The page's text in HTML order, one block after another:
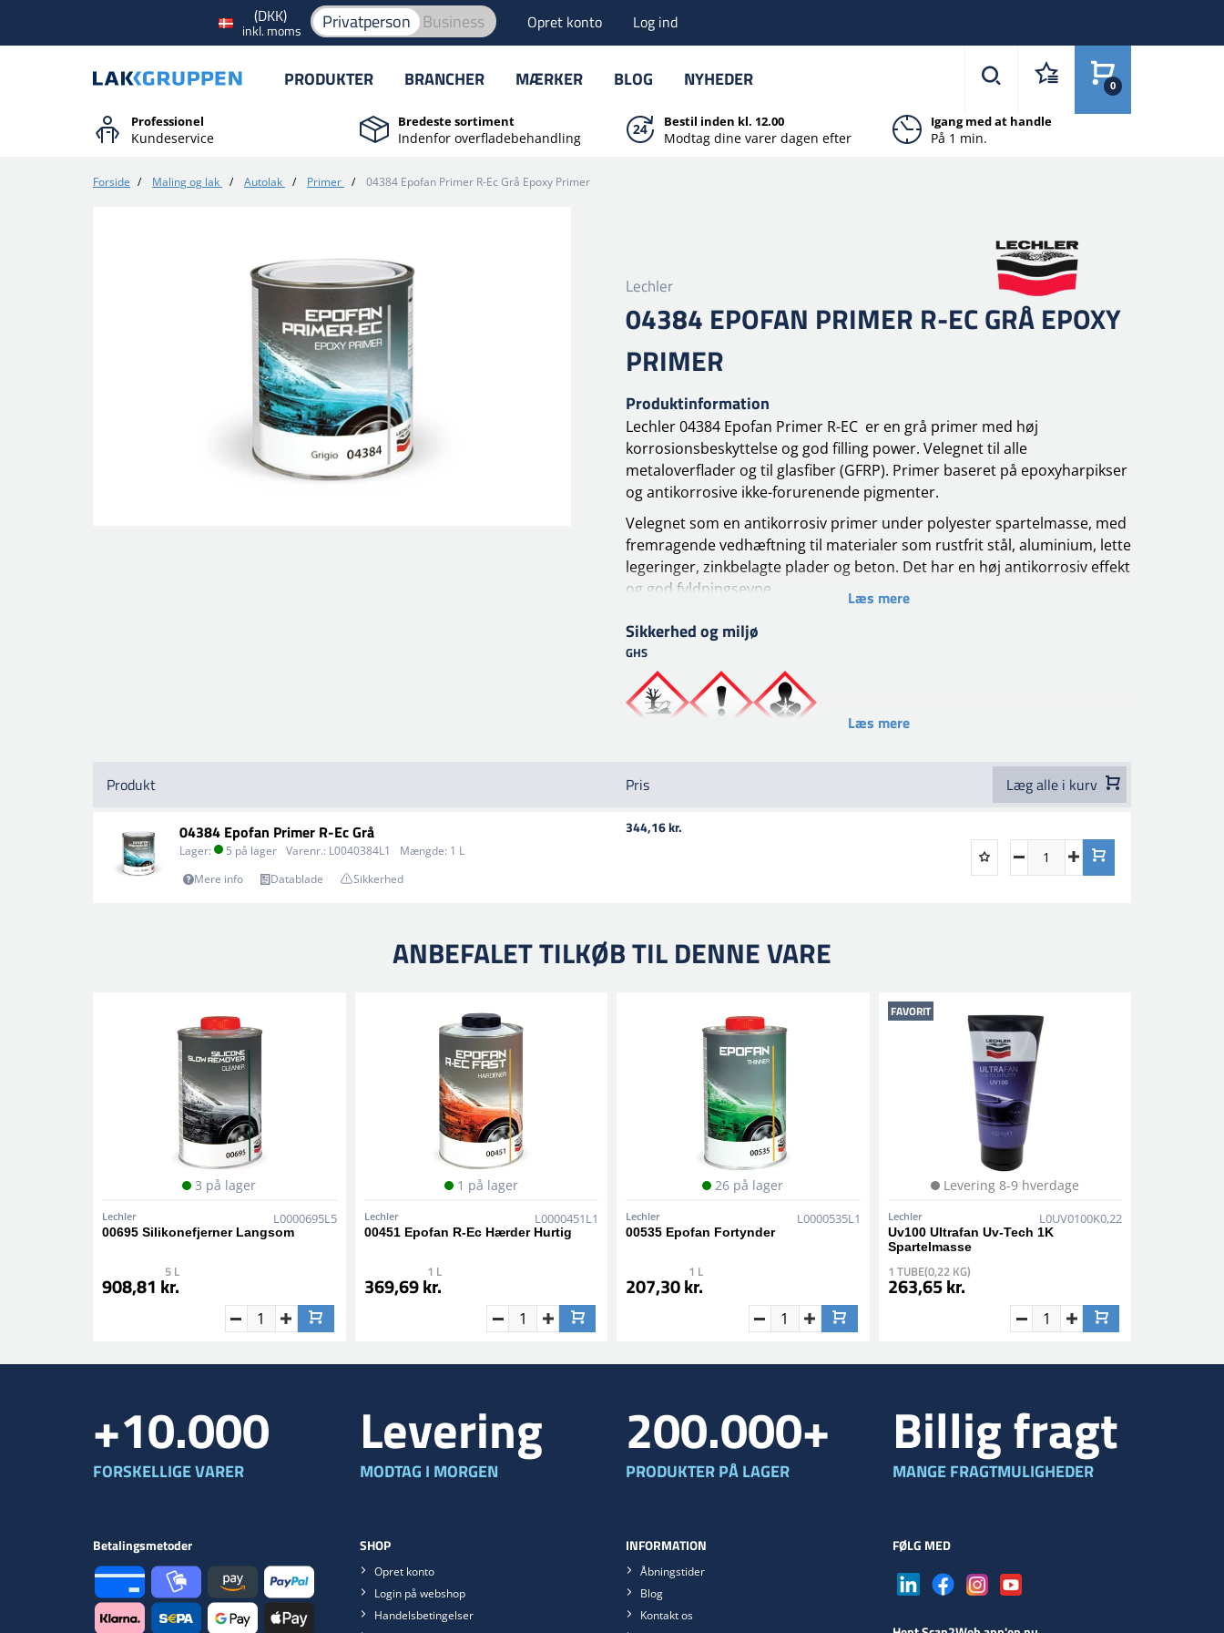
(DKK)
inkl. moms Privatperson Business Opret konto Log ind
PRODUKTER BRANCHER MÆRKER BLOG NYHEDER 0
Professionel
Kundeservice
Bredeste sortiment
Indenfor overfladebehandling
Bestil inden kl. 12.00
Modtag dine varer dagen efter
Igang med at handle
På 1 min.
Forside / Maling og lak / Autolak / Primer / 04384 Epofan Primer R-Ec Grå Epoxy Primer
Lechler
04384 EPOFAN PRIMER R-EC GRÅ EPOXY
PRIMER
Produktinformation
Lechler 04384 Epofan Primer R-EC er en grå primer med høj
korrosionsbeskyttelse og god filling power. Velegnet til alle
metaloverflader og til glasfiber (GFRP). Primer baseret på epoxyharpikser
og antikorrosive ikke-forurenende pigmenter.
Velegnet som en antikorrosiv primer under polyester spartelmasse, med
fremragende vedhæftning til materialer som rustfrit stål, aluminium, lette
legeringer, zinkbelagte plader og beton. Det har en høj antikorrosiv effekt
og god fyldningsevne.
kombineres med 00103 EPOFAN R-EC HARDENER W/W. Derudover er det
kromat- og blyfrit og fungerer som en forsegler for termoplastiske lakker.
Overflade forbedrelse
Carbon stål, rustfrit stål, aluminium og lette legeringer, varmgalvaniseret
Galvaniserede stålplader: affedtet med 00695 SILICONE REMOVER SLOW.
Påføring
Sprøjtepistol
2K filler og topcoats fra Lechler-serien.
Læs mere
Sikkerhed og miljø
GHS
Læs mere
Produkt Pris Læg alle i kurv
04384 Epofan Primer R-Ec Grå
Lager: 5 på lager Varenr.: L0040384L1 Mængde: 1 L
Mere info
Datablade Sikkerhed
344,16 kr.
ANBEFALET TILKØB TIL DENNE VARE
3 på lager
Lechler L0000695L5
00695 Silikonefjerner Langsom
5 L
908,81 kr.
1 på lager
Lechler L0000451L1
00451 Epofan R-Ec Hærder Hurtig
1 L
369,69 kr.
26 på lager
Lechler L0000535L1
00535 Epofan Fortynder
1 L
207,30 kr.
FAVORIT
Levering 8-9 hverdage
Lechler L0UV0100K0,22
Uv100 Ultrafan Uv-Tech 1K
Spartelmasse
1 TUBE(0,22 KG)
263,65 kr.
+10.000
FORSKELLIGE VARER
Levering
MODTAG I MORGEN
200.000+
PRODUKTER PÅ LAGER
Billig fragt
MANGE FRAGTMULIGHEDER
Betalingsmetoder SHOP
Opret konto
Login på webshop
Handelsbetingelser
INFORMATION
Åbningstider
Blog
Kontakt os
FØLG MED